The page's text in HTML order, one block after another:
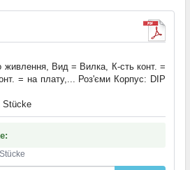
живлення, Вид = Вилка, К-сть конт. =
= на плату,... Роз'єми Корпус: DIP
Stücke